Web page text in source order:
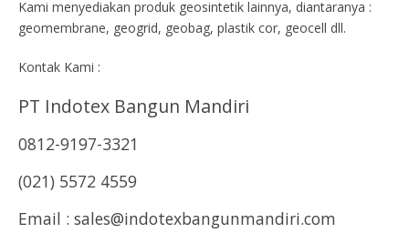
Kami menyediakan produk geosintetik lainnya, diantaranya :
geomembrane, geogrid, geobag, plastik cor, geocell dll.
Kontak Kami :
PT Indotex Bangun Mandiri
0812-9197-3321
(021) 5572 4559
Email : sales@indotexbangunmandiri.com